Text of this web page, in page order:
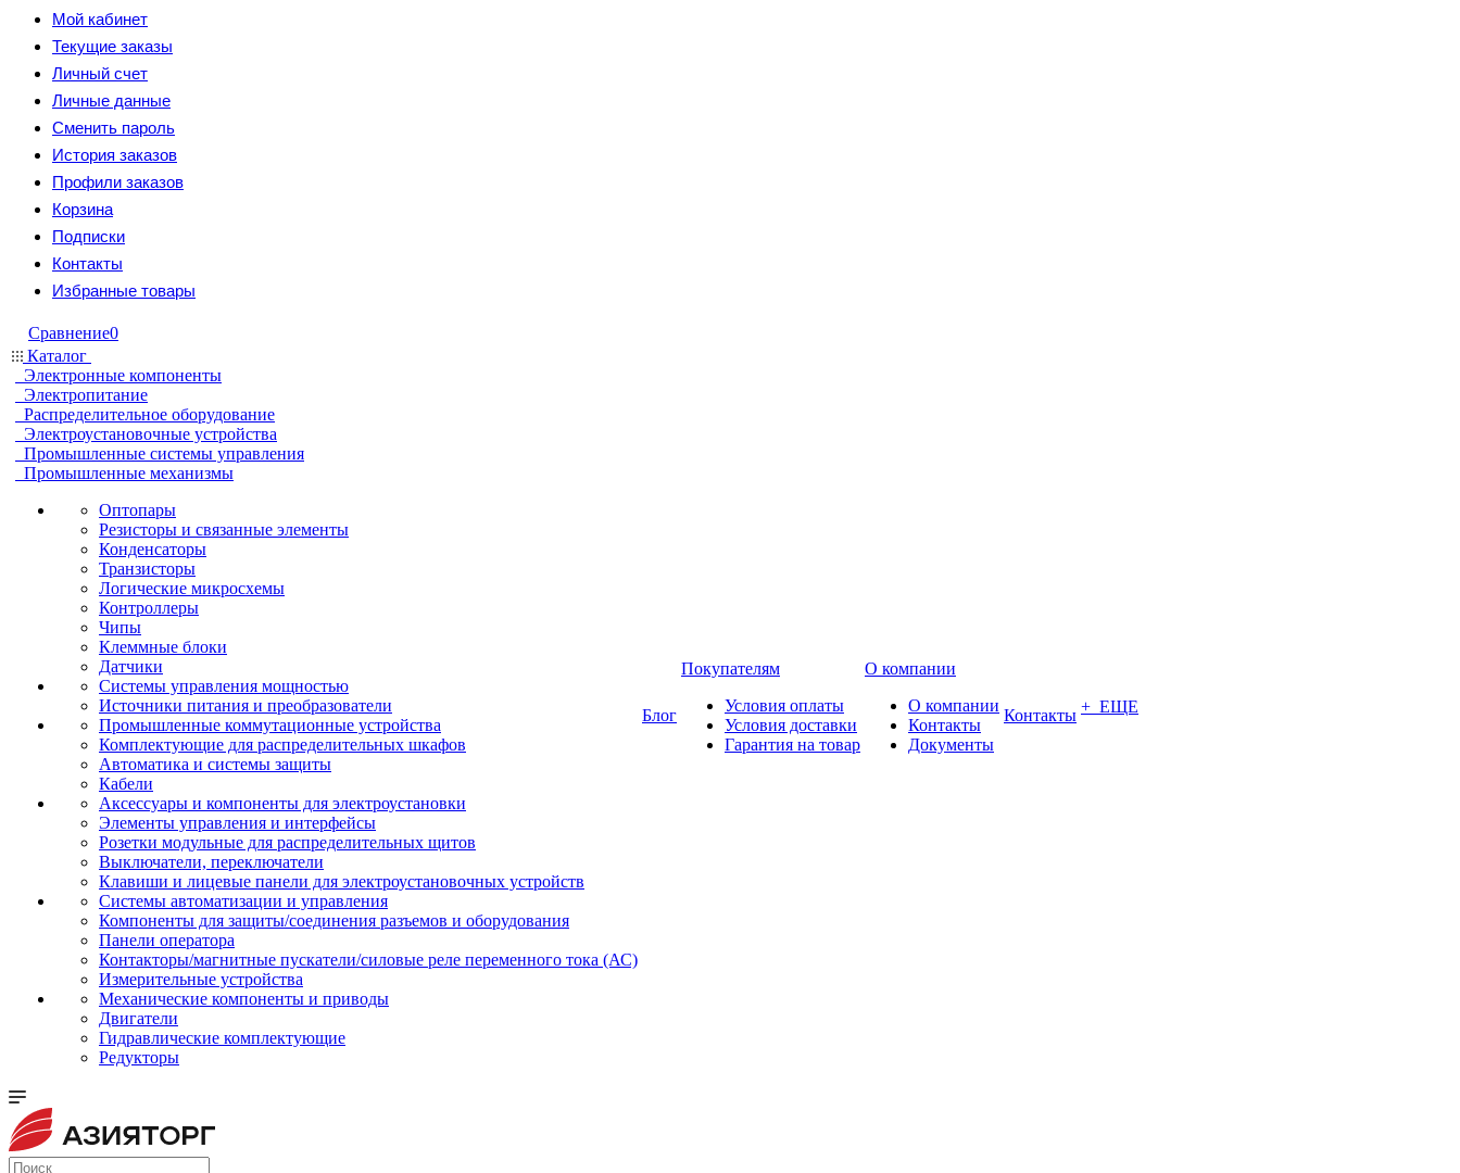
Мой кабинет
Текущие заказы
Личный счет
Личные данные
Сменить пароль
История заказов
Профили заказов
Корзина
Подписки
Контакты
Избранные товары
Сравнение0
Каталог
Электронные компоненты
Электропитание
Распределительное оборудование
Электроустановочные устройства
Промышленные системы управления
Промышленные механизмы
Оптопары
Резисторы и связанные элементы
Конденсаторы
Транзисторы
Логические микросхемы
Контроллеры
Чипы
Клеммные блоки
Датчики
Системы управления мощностью
Источники питания и преобразователи
Промышленные коммутационные устройства
Комплектующие для распределительных шкафов
Автоматика и системы защиты
Кабели
Аксессуары и компоненты для электроустановки
Элементы управления и интерфейсы
Розетки модульные для распределительных щитов
Выключатели, переключатели
Клавиши и лицевые панели для электроустановочных устройств
Системы автоматизации и управления
Компоненты для защиты/соединения разъемов и оборудования
Панели оператора
Контакторы/магнитные пускатели/силовые реле переменного тока (АС)
Измерительные устройства
Механические компоненты и приводы
Двигатели
Гидравлические комплектующие
Редукторы
Блог
Покупателям
Условия оплаты
Условия доставки
Гарантия на товар
О компании
О компании
Контакты
Документы
Контакты + ЕЩЕ